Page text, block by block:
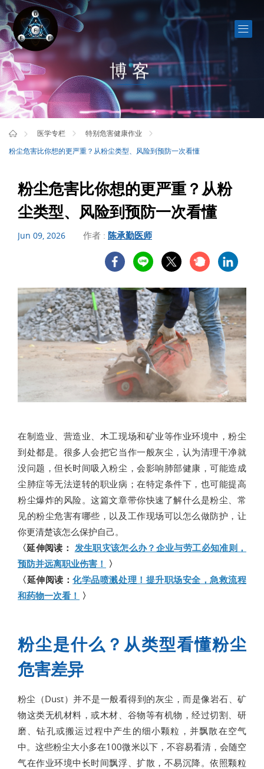
博客
医学专栏
特别危害健康作业
粉尘危害比你想的更严重？从粉尘类型、风险到预防一次看懂
粉尘危害比你想的更严重？从粉
尘类型、风险到预防一次看懂
Jun 09, 2026 作者 : 陈承勤医师
在制造业、营造业、木工现场和矿业等作业环境中，粉尘
到处都是。很多人会把它当作一般灰尘，认为清理干净就
没问题，但长时间吸入粉尘，会影响肺部健康，可能造成
尘肺症等无法逆转的职业病；在特定条件下，也可能提高
粉尘爆炸的风险。这篇文章带你快速了解什么是粉尘、常
见的粉尘危害有哪些，以及工作现场可以怎么做防护，让
你更清楚该怎么保护自己。
〈延伸阅读： 发生职灾该怎么办？企业与劳工必知准则，
预防并远离职业伤害！ 〉
〈延伸阅读：化学品喷溅处理！提升职场安全，急救流程
和药物一次看！ 〉
粉尘是什么？从类型看懂粉尘
危害差异
粉尘（Dust）并不是一般看得到的灰尘，而是像岩石、矿
物这类无机材料，或木材、谷物等有机物，经过切割、研
磨、钻孔或搬运过程中产生的细小颗粒，并飘散在空气
中。这些粉尘大小多在100微米以下，不容易看清，会随空
气在作业环境中长时间飘浮、扩散，不易沉降。依照颗粒